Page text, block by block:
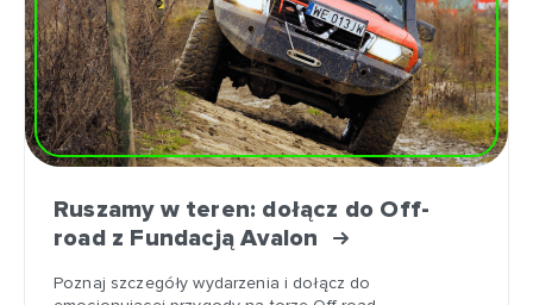
Ruszamy w teren: dołącz do Off-
road z Fundacją Avalon
Poznaj szczegóły wydarzenia i dołącz do